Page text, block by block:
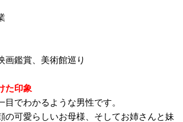
画鑑賞、美術館巡り
た印象
目でわかるような男性です。
の可愛らしいお母様、そしてお姉さんと妹